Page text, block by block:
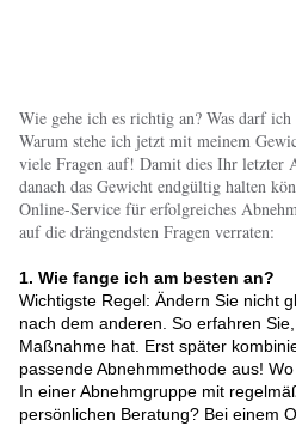
Wie gehe ich es richtig an? Was darf
Warum stehe ich jetzt mit meinem
viele Fragen auf! Damit dies Ihr letzter
danach das Gewicht endgültig halten
Online-Service für erfolgreiches
auf die drängendsten Fragen verraten:
1. Wie fange ich am besten an?
Wichtigste Regel: Ändern Sie nicht
nach dem anderen. So erfahren
Maßnahme hat. Erst später
passende Abnehmmethode aus!
In einer Abnehmgruppe mit
persönlichen Beratung? Bei einem